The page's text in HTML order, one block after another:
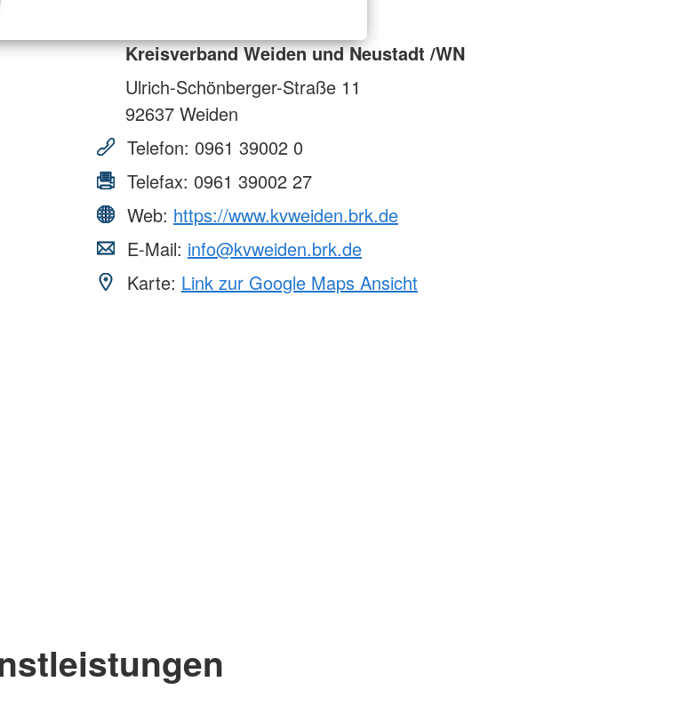
Kreisverband Weiden und Neustadt /WN
Ulrich-Schönberger-Straße 11
92637 Weiden
Telefon: 0961 39002 0
Telefax: 0961 39002 27
Web: https://www.kvweiden.brk.de
E-Mail: info@kvweiden.brk.de
Karte: Link zur Google Maps Ansicht